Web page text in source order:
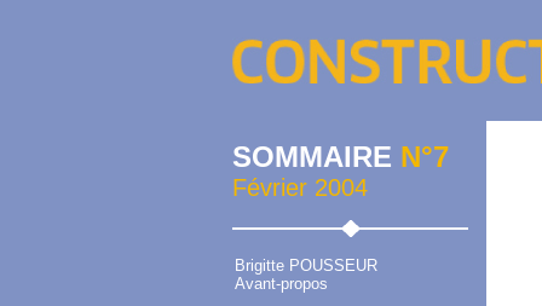
SOMMAIRE N°7
Février 2004
Brigitte POUSSEUR
Avant-propos